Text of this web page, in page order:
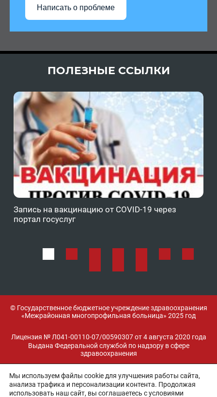
Написать о проблеме
ПОЛЕЗНЫЕ ССЫЛКИ
Запись на вакцинацию от COVID-19 через
портал госуслуг
© Государственное бюджетное учреждение здравоохранения
«Межрайонная многопрофильная больница» 2025 год
Лицензия № Л041-00110-07/00590307 от 4 августа 2020 года
Выдана Федеральной службой по надзору в сфере
здравоохранения
Разработка и поддержка:
Мы используем файлы cookie для улучшения работы сайта,
анализа трафика и персонализации контента. Продолжая
использовать наш сайт, вы соглашаетесь с условиями